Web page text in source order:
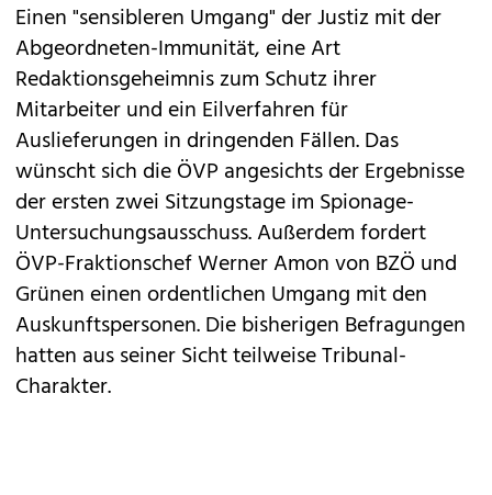
Einen "sensibleren Umgang" der Justiz mit der
Abgeordneten-Immunität, eine Art
Redaktionsgeheimnis zum Schutz ihrer
Mitarbeiter und ein Eilverfahren für
Auslieferungen in dringenden Fällen. Das
wünscht sich die ÖVP angesichts der Ergebnisse
der ersten zwei Sitzungstage im Spionage-
Untersuchungsausschuss. Außerdem fordert
ÖVP-Fraktionschef Werner Amon von BZÖ und
Grünen einen ordentlichen Umgang mit den
Auskunftspersonen. Die bisherigen Befragungen
hatten aus seiner Sicht teilweise Tribunal-
Charakter.